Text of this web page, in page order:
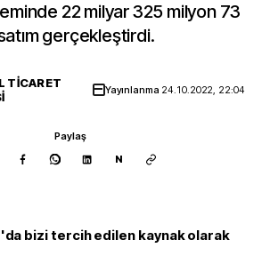
22 milyar 325 milyon 73
gerçekleştirdi.
TICARET
Yayınlanma 24.10.2022, 22:04
Paylaş
N
bizi tercih edilen kaynak olarak